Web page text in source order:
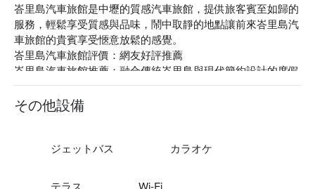
峇里島汽車旅館是中壢的質感汽車旅館，提供旅客賓至如歸的
服務，輕鬆享受質感與品味，鬧中取靜的地點讓前來峇里島汽
車旅館的貴賓享受愜意放鬆的感覺。
峇里島汽車旅館評價：網友好評推薦
峇里島汽車旅館推薦：融合傳統峇里島與現代簡約設計的度假
風格，充分運用各種建材、石板、階梯、木飾品，處處可見天
然素材點綴其中，空靈的氛圍有別於一般汽車旅館。
峇里島汽車旅館優惠、峇里島汽車旅館住宿方案、峇里島汽車
その他設備
ジェットバス カラオケ
テラス Wi-Fi